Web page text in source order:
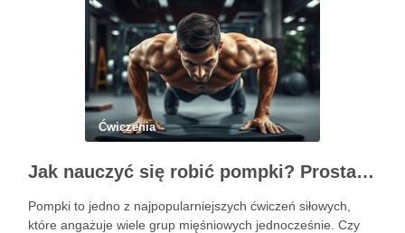
Ćwiczenia
Jak nauczyć się robić pompki? Prosta technika dla początkujących
Pompki to jedno z najpopularniejszych ćwiczeń siłowych,
które angażuje wiele grup mięśniowych jednocześnie. Czy